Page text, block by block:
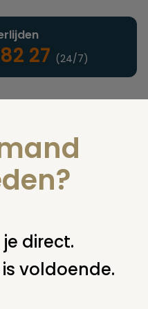
27 (24/7)
nieuws
direct.
voldoende.